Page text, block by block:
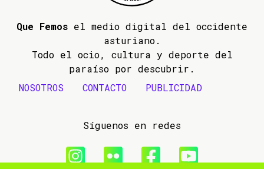
Que Femos el medio digital del occidente
asturiano.
Todo el ocio, cultura y deporte del
paraíso por descubrir.
NOSOTROS
CONTACTO PUBLICIDAD
Síguenos en redes